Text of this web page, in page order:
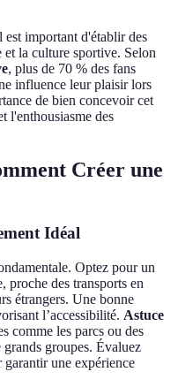
important d'établir des
et la culture sportive. Selon
, plus de 70 % des fans
influence leur plaisir lors
de bien concevoir cet
l'enthousiasme des
Créer une
Idéal
Optez pour un
proche des transports en
étrangers. Une bonne
l’accessibilité. Astuce
comme les parcs ou des
groupes. Évaluez
garantir une expérience